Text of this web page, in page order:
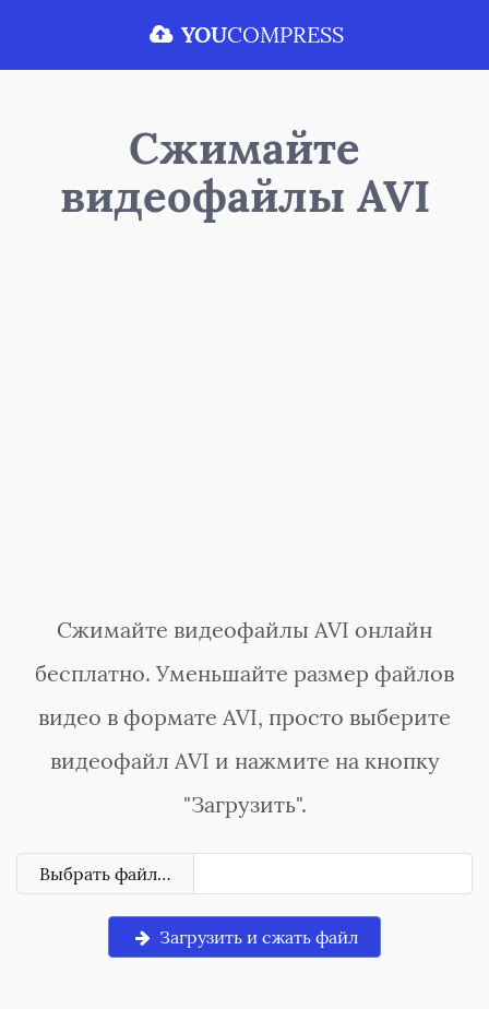
YOUCOMPRESS
Сжимайте
видеофайлы AVI
Сжимайте видеофайлы AVI онлайн
бесплатно. Уменьшайте размер файлов
видео в формате AVI, просто выберите
видеофайл AVI и нажмите на кнопку
"Загрузить".
Выбрать файл…
Загрузить и сжать файл